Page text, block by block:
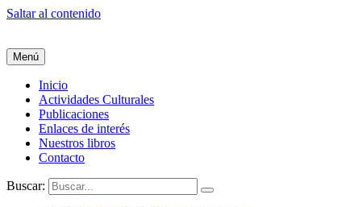
Saltar al contenido
Menú
Inicio
Actividades Culturales
Publicaciones
Enlaces de interés
Nuestros libros
Contacto
Buscar: